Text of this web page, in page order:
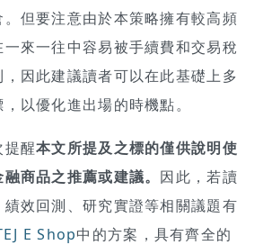
但要注意由於本策略擁有較高頻
來一往中容易被手續費和交易稅
因此建議讀者可以在此基礎上多
以優化進出場的時機點。
提醒本文所提及之標的僅供說明使
商品之推薦或建議。 因此，若讀
效回測、研究實證等相關議題有
E Shop中的方案，具有齊全的